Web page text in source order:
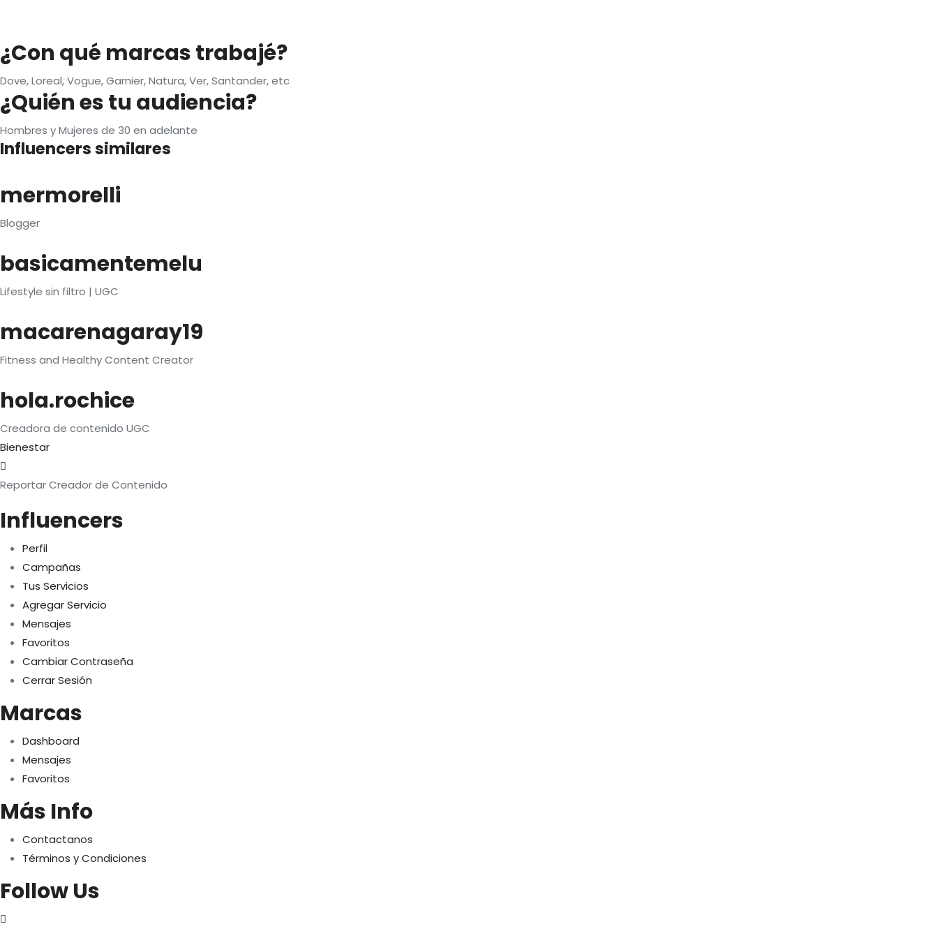
¿Con qué marcas trabajé?
Dove, Loreal, Vogue, Garnier, Natura, Ver, Santander, etc
¿Quién es tu audiencia?
Hombres y Mujeres de 30 en adelante
Influencers similares
mermorelli
Blogger
basicamentemelu
Lifestyle sin filtro | UGC
macarenagaray19
Fitness and Healthy Content Creator
hola.rochice
Creadora de contenido UGC
Bienestar
Reportar Creador de Contenido
Influencers
Perfil
Campañas
Tus Servicios
Agregar Servicio
Mensajes
Favoritos
Cambiar Contraseña
Cerrar Sesión
Marcas
Dashboard
Mensajes
Favoritos
Más Info
Contactanos
Términos y Condiciones
Follow Us